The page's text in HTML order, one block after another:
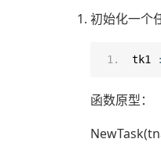
初始化一个
tk1
函数原型：